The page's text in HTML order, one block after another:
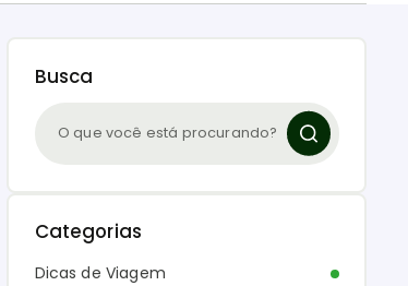
Busca
Categorias
Dicas de Viagem